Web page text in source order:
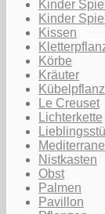
Kinder
Kinder
Kissen
Körbe
Kräuter
Le Creuset
Lichterkette
Nistkasten
Obst
Palmen
Pavillon